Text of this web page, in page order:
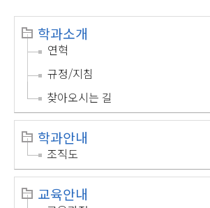
학과소개
연혁
규정/지침
찾아오시는 길
학과안내
조직도
교육안내